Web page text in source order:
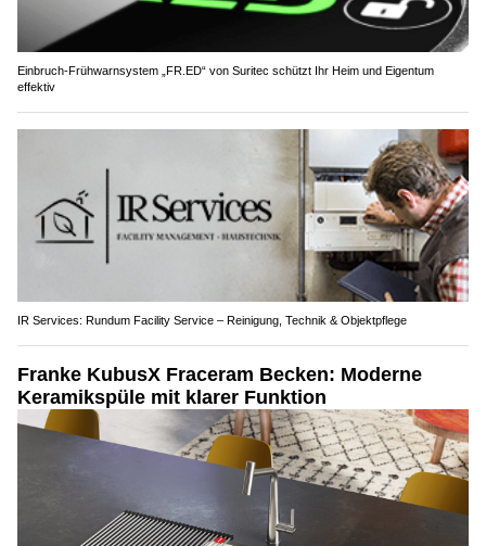
Einbruch-Frühwarnsystem „FR.ED“ von Suritec schützt Ihr Heim und Eigentum
effektiv
IR Services: Rundum Facility Service – Reinigung, Technik & Objektpflege
Franke KubusX Fraceram Becken: Moderne
Keramikspüle mit klarer Funktion